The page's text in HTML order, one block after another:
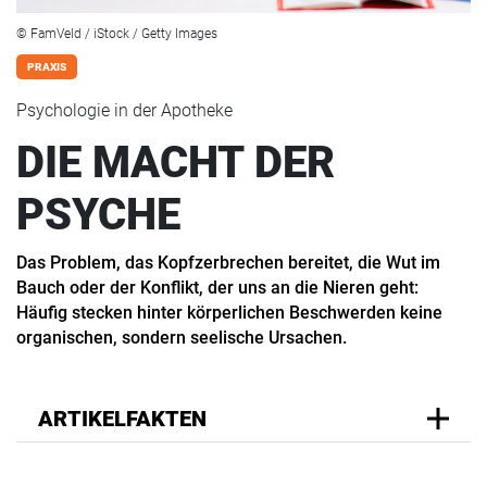
© FamVeld / iStock / Getty Images
PRAXIS
Psychologie in der Apotheke
DIE MACHT DER
PSYCHE
Das Problem, das Kopfzerbrechen bereitet, die Wut im
Bauch oder der Konflikt, der uns an die Nieren geht:
Häufig stecken hinter körperlichen Beschwerden keine
organischen, sondern seelische Ursachen.
ARTIKELFAKTEN